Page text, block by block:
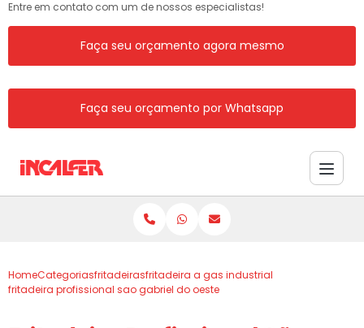
Entre em contato com um de nossos especialistas!
Faça seu orçamento agora mesmo
Faça seu orçamento por Whatsapp
HomeCategoriasfritadeirasfritadeira a gas industrial
fritadeira profissional sao gabriel do oeste